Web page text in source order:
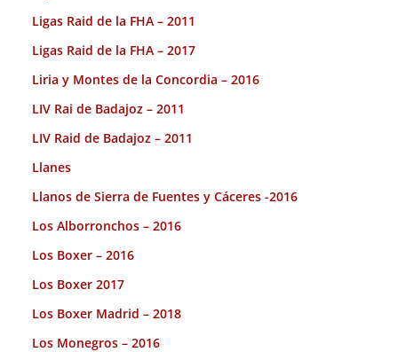
Ligas Raid de la FHA – 2011
Ligas Raid de la FHA – 2017
Liria y Montes de la Concordia – 2016
LIV Rai de Badajoz – 2011
LIV Raid de Badajoz – 2011
Llanes
Llanos de Sierra de Fuentes y Cáceres -2016
Los Alborronchos – 2016
Los Boxer – 2016
Los Boxer 2017
Los Boxer Madrid – 2018
Los Monegros – 2016